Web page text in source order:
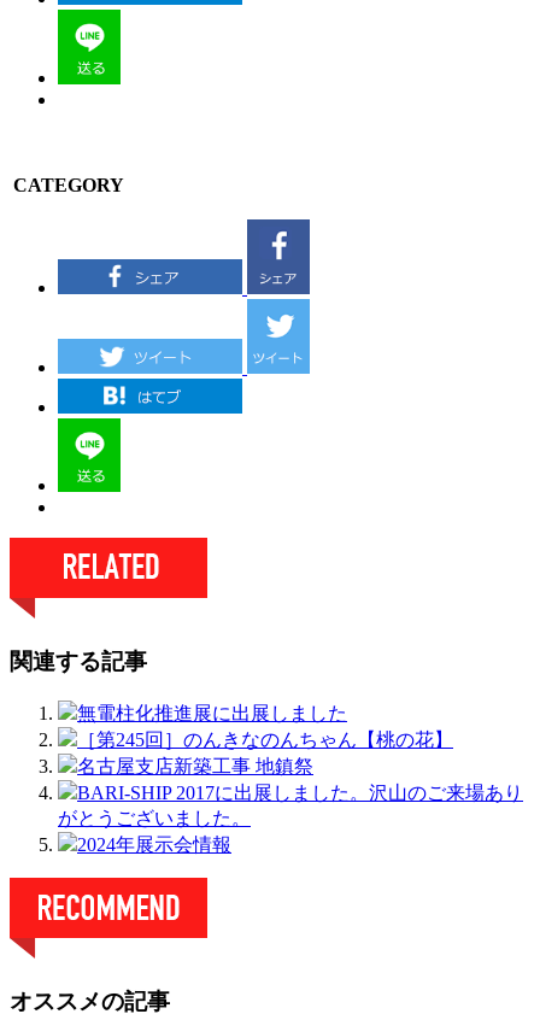
CATEGORY
関連する記事
無電柱化推進展に出展しました
［第245回］のんきなのんちゃん【桃の花】
名古屋支店新築工事 地鎮祭
BARI-SHIP 2017に出展しました。沢山のご来場あり
がとうございました。
2024年展示会情報
オススメの記事